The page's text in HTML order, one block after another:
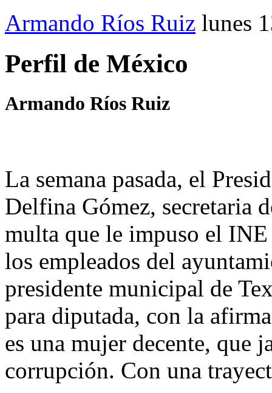
Armando Ríos Ruiz lunes
Perfil de México
Armando Ríos Ruiz
La semana pasada, el
Delfina Gómez, secretaria
multa que le impuso el
los empleados del
presidente municipal de
para diputada, con la
es una mujer decente, que
corrupción. Con una